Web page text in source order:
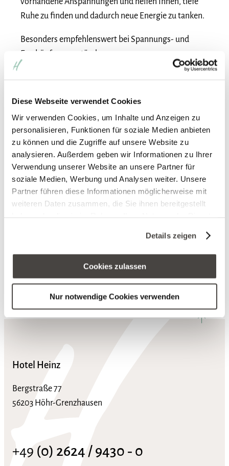
Diese Webseite verwendet Cookies
Wir verwenden Cookies, um Inhalte und Anzeigen zu
personalisieren, Funktionen für soziale Medien anbieten
zu können und die Zugriffe auf unsere Website zu
analysieren. Außerdem geben wir Informationen zu Ihrer
Verwendung unserer Website an unsere Partner für
soziale Medien, Werbung und Analysen weiter. Unsere
Partner führen diese Informationen möglicherweise mit
weiteren Daten zusammen, die Sie ihnen bereitgestellt
Cookies, wenn Sie unsere Webseite weiterhin nutzen.
Details zeigen
Cookies zulassen
Nur notwendige Cookies verwenden
Ruhe zu finden und dadurch neue Energie zu tanken.
Besonders empfehlenswert bei Spannungs- und
Erschöpfungszuständen.
nach
Hotel Heinz
Bergstraße 77
56203 Höhr-Grenzhausen
+49 (0) 2624 / 9430 ‑ 0